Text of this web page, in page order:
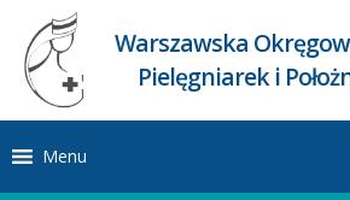
Warszawska
Pielęgniarek i
Menu